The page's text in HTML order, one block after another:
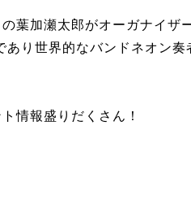
葉加瀬太郎がオーガナイザ
り世界的なバンドネオン
情報盛りだくさん！